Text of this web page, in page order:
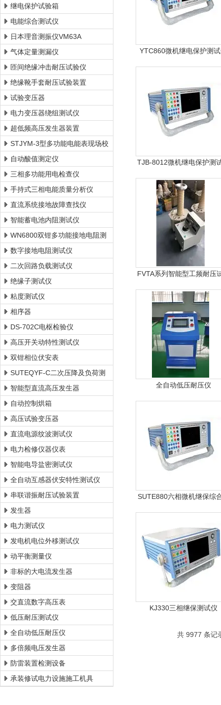
继电保护试验箱
电能综合测试仪
日本理音测振仪VM63A
气体定量测漏仪
匝间绝缘冲击耐压试验仪
绝缘靴手套耐压试验装置
试验变压器
电力变压器绕组测试仪
超低频高压发生器装置
STJYM-3型多功能电能表现场校
验仪
自动酸值测定仪
三相多功能用电检查仪
手持式三相电能质量分析仪
直流系统接地故障查找仪
智能蓄电池内阻测试仪
WN6800双钳多功能接地电阻测
试仪
数字接地电阻测试仪
二次回路负载测试仪
绝缘子测试仪
粘度测试仪
相序器
DS-702C电枢检验仪
高压开关动特性测试仪
双钳相位伏安表
SUTEQYF-C二次压降及负荷测
试仪
智能型直流高压发生器
自动控制烘箱
高压试验变压器
直流电源纹波测试仪
电力检修仪器仪表
智能电导盐密测试仪
全自动互感器伏安特性测试仪
串联谐振耐压试验装置
发生器
电力测试仪
发电机电位外移测试仪
动平衡测量仪
非标的大电流发生器
变阻器
交直流数字高压表
低压耐压测试仪
全自动低压耐压仪
多倍频电压发生器
防雷装置检测设备
承装修试电力设施施工机具
YTC860微机继电保护测
TJB-8012微机继电保护测
FVTA系列智能型工频耐压
全自动低压耐压仪
SUTE880六相微机继保综
KJ330三相继保测试仪
共 9977 条